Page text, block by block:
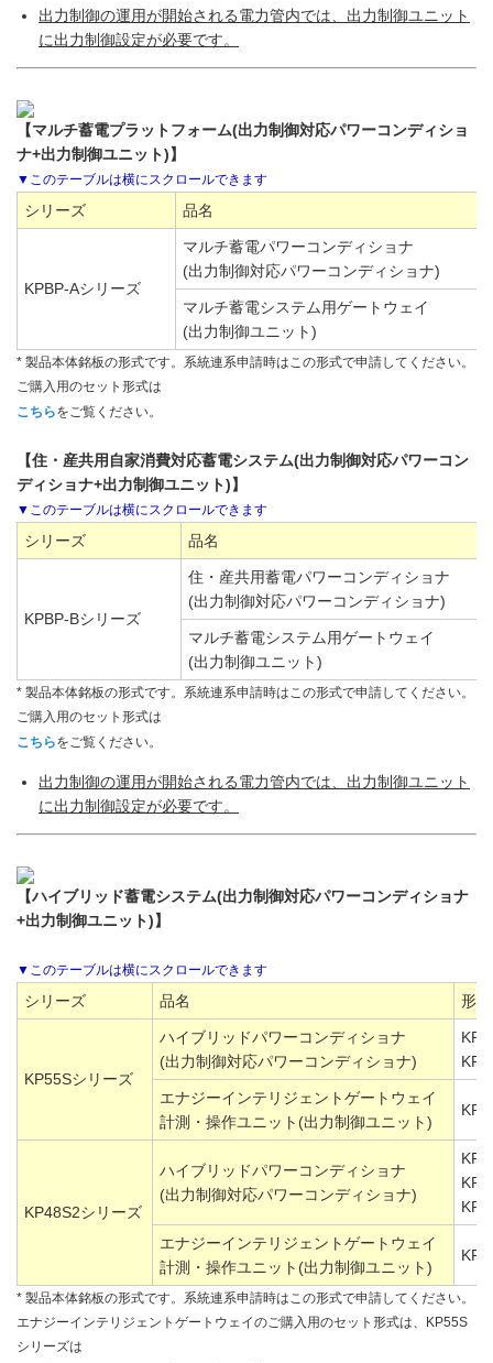
出力制御の運用が開始される電力管内では、出力制御ユニット
に出力制御設定が必要です。
【マルチ蓄電プラットフォーム(出力制御対応パワーコンディショ
ナ+出力制御ユニット)】
シリーズ 品名
KPBP-Aシリーズ
マルチ蓄電パワーコンディショナ
(出力制御対応パワーコンディショナ)
マルチ蓄電システム用ゲートウェイ
(出力制御ユニット)
* 製品本体銘板の形式です。系統連系申請時はこの形式で申請してください。
ご購入用のセット形式は
こちらをご覧ください。
【住・産共用自家消費対応蓄電システム(出力制御対応パワーコン
ディショナ+出力制御ユニット)】
シリーズ 品名
KPBP-Bシリーズ
住・産共用蓄電パワーコンディショナ
(出力制御対応パワーコンディショナ)
マルチ蓄電システム用ゲートウェイ
(出力制御ユニット)
* 製品本体銘板の形式です。系統連系申請時はこの形式で申請してください。
ご購入用のセット形式は
こちらをご覧ください。
出力制御の運用が開始される電力管内では、出力制御ユニット
に出力制御設定が必要です。
【ハイブリッド蓄電システム(出力制御対応パワーコンディショナ
+出力制御ユニット)】
シリーズ 品名 形
KP55Sシリーズ
ハイブリッドパワーコンディショナ
(出力制御対応パワーコンディショナ)
エナジーインテリジェントゲートウェイ
計測・操作ユニット(出力制御ユニット)
KP-
KP48S2シリーズ
ハイブリッドパワーコンディショナ
(出力制御対応パワーコンディショナ)
エナジーインテリジェントゲートウェイ
計測・操作ユニット(出力制御ユニット)
KP-
* 製品本体銘板の形式です。系統連系申請時はこの形式で申請してください。
エナジーインテリジェントゲートウェイのご購入用のセット形式は、KP55S
シリーズは